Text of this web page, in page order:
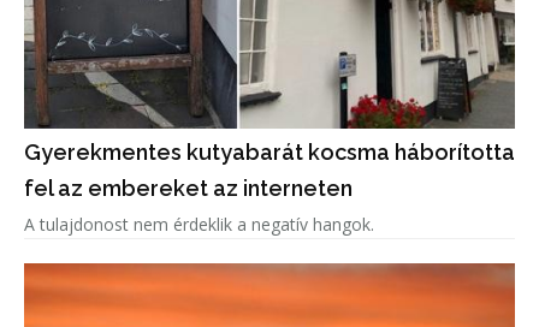
Gyerekmentes kutyabarát kocsma háborította
fel az embereket az interneten
A tulajdonost nem érdeklik a negatív hangok.